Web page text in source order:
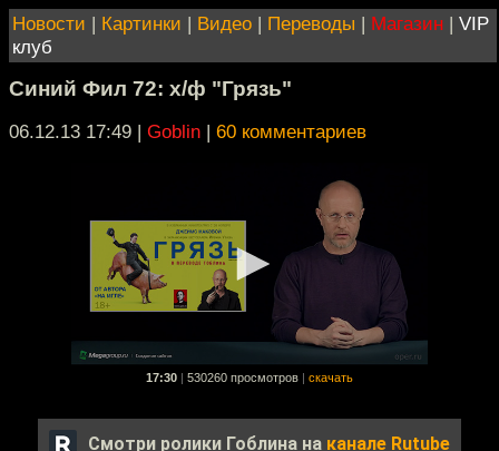
Новости | Картинки | Видео | Переводы | Магазин | VIP
клуб
Синий Фил 72: х/ф "Грязь"
06.12.13 17:49 | Goblin | 60 комментариев
17:30 530260 просмотров скачать
Смотри ролики Гоблина на канале Rutube